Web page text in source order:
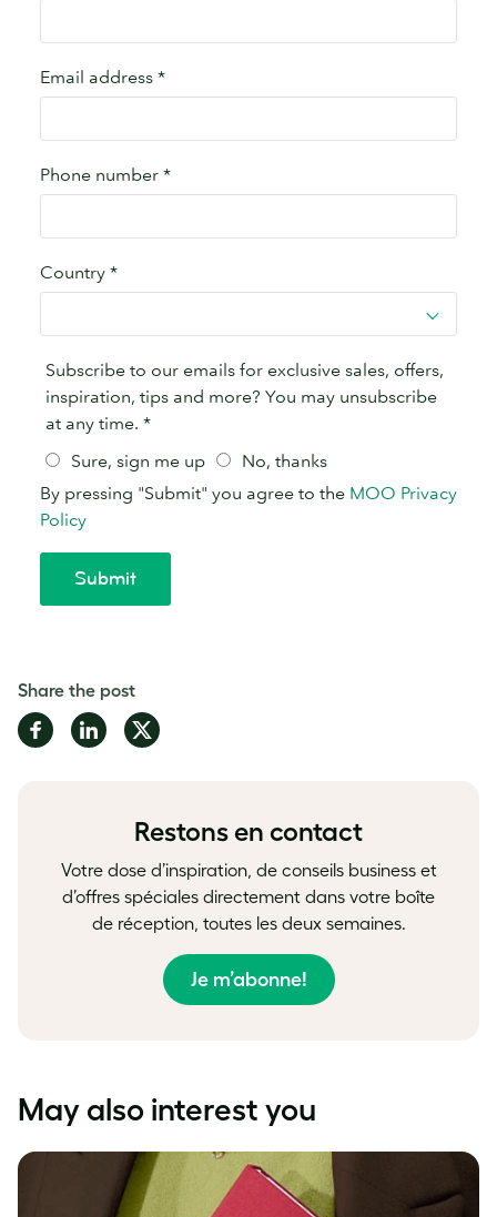
Share the post
Share
on
Share
on
Share
on
Restons en contact
Votre dose d’inspiration, de conseils business et
d’offres spéciales directement dans votre boîte
de réception, toutes les deux semaines.
Je m’abonne!
May also interest you